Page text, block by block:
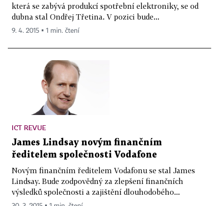
která se zabývá produkcí spotřební elektroniky, se od
dubna stal Ondřej Třetina. V pozici bude...
9. 4. 2015 ▪ 1 min. čtení
ICT REVUE
James Lindsay novým finančním
ředitelem společnosti Vodafone
Novým finančním ředitelem Vodafonu se stal James
Lindsay. Bude zodpovědný za zlepšení finančních
výsledků společnosti a zajištění dlouhodobého...